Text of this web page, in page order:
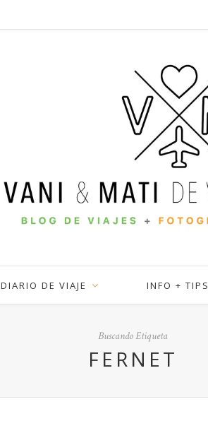
DIARIO DE VIAJE INFO + TIPS
Buscando Etiqueta
FERNET